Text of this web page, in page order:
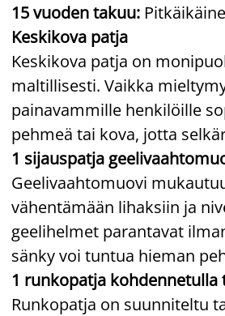
15 vuoden takuu:
Keskikova patja
Keskikova patja on
maltillisesti. Vaikka
painavammille henkilöille
pehmeä tai kova, jotta
1 sijauspatja
Geelivaahtomuovi
vähentämään lihaksiin ja
geelihelmet parantavat
sänky voi tuntua hieman
1 runkopatja kohdennetulla
Runkopatja on suunniteltu